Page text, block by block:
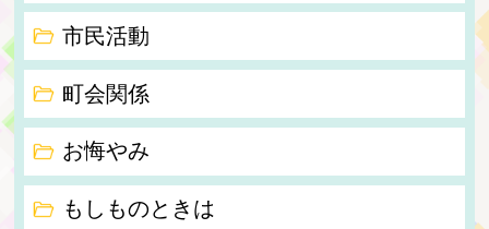
市民活動
町会関係
お悔やみ
もしものときは